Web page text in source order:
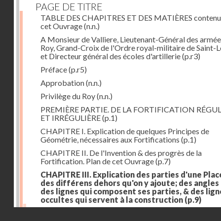
PAGE DE TITRE
TABLE DES CHAPITRES ET DES MATIÈRES
cet Ouvrage(n.n.)
A Monsieur de Valliere, Lieutenant-Général des
Roy, Grand-Croix de l'Ordre royal-militaire de Saint-
et Directeur général des écoles d'artillerie(p.r3)
Préface(p.r5)
Approbation(n.n.)
Privilège du Roy(n.n.)
PREMIÈRE PARTIE. DE LA FORTIFICATION
ET IRRÉGULIÈRE(p.1)
CHAPITRE I. Explication de quelques Principes de
Géométrie, nécessaires aux Fortifications (p.1)
CHAPITRE II. De l'Invention & des progrès de la
Fortification. Plan de cet Ouvrage(p.7)
CHAPITRE III. Explication des parties d'une
des différens dehors qu'on y ajoute; des angles
des lignes qui composent ses parties, & des
occultes qui servent à la construction (p.9)
Des lignes & des angles qui composent les parties